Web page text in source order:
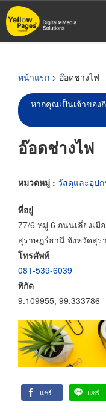
ข้าม
ไป
หน้าแรก > อ๊อดช่างไฟ
หากคุณเป็นเจ้าของ
อ๊อดช่างไฟ
หมวดหมู่ : วัสดุและอุป
ที่อยู่
77/6 หมู่ 6 ถนนเลี่ยงเมื
สุราษฎร์ธานี จังหวัดสุร
โทรศัพท์
081-539-6039
พิกัด
9.109955, 99.333786
แชร์ แชร์